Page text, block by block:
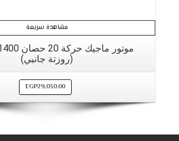
مشاهدة سريعة
(روزتة جانبي)
EGP29,030.00